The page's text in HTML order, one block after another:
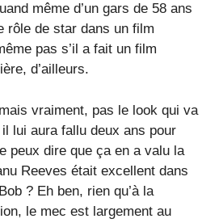
même d’un gars de 58 ans
rôle de star dans un film
pas s’il a fait un film
d’ailleurs.
vraiment, pas le look qui va
lui aura fallu deux ans pour
peux dire que ça en a valu la
Reeves était excellent dans
? Eh ben, rien qu’à la
le mec est largement au